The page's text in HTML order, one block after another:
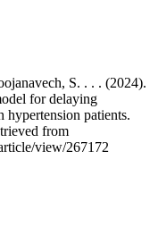
S. . . . (2024).
for delaying
hypertension patients.
from
view/267172